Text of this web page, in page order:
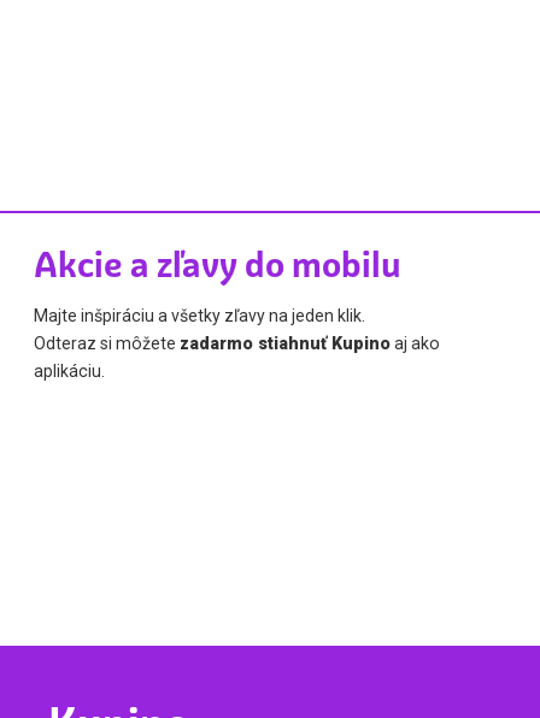
Akcie a zľavy do mobilu
Majte inšpiráciu a všetky zľavy na jeden klik.
Odteraz si môžete zadarmo stiahnuť Kupinoaj ako
aplikáciu.